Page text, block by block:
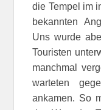
die Tempel im
bekannten
Uns wurde
Touristen
manchmal
warteten
ankamen. So